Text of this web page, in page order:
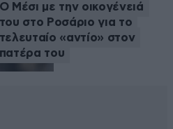
Ο Μέσι με την οικογένειά
του στο Ροσάριο για το
τελευταίο «αντίο» στον
πατέρα του